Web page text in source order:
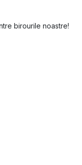
birourile noastre!